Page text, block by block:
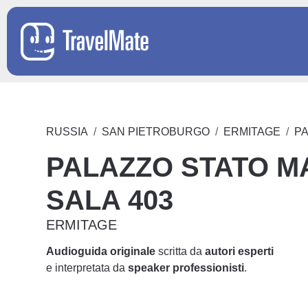
RUSSIA SAN PIETROBURGO ERMITAGE
PALAZZO STATO
SALA 403
ERMITAGE
Audioguida originale scritta daautori esperti
e interpretata daspeaker professionisti.